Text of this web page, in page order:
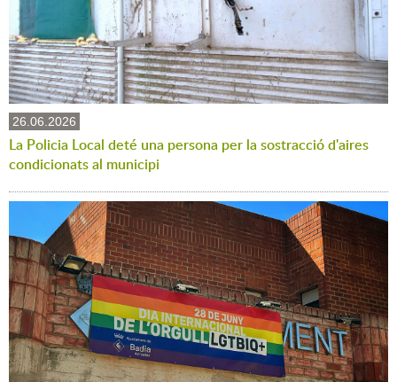
26.06.2026
La Policia Local deté una persona per la sostracció d'aires
condicionats al municipi